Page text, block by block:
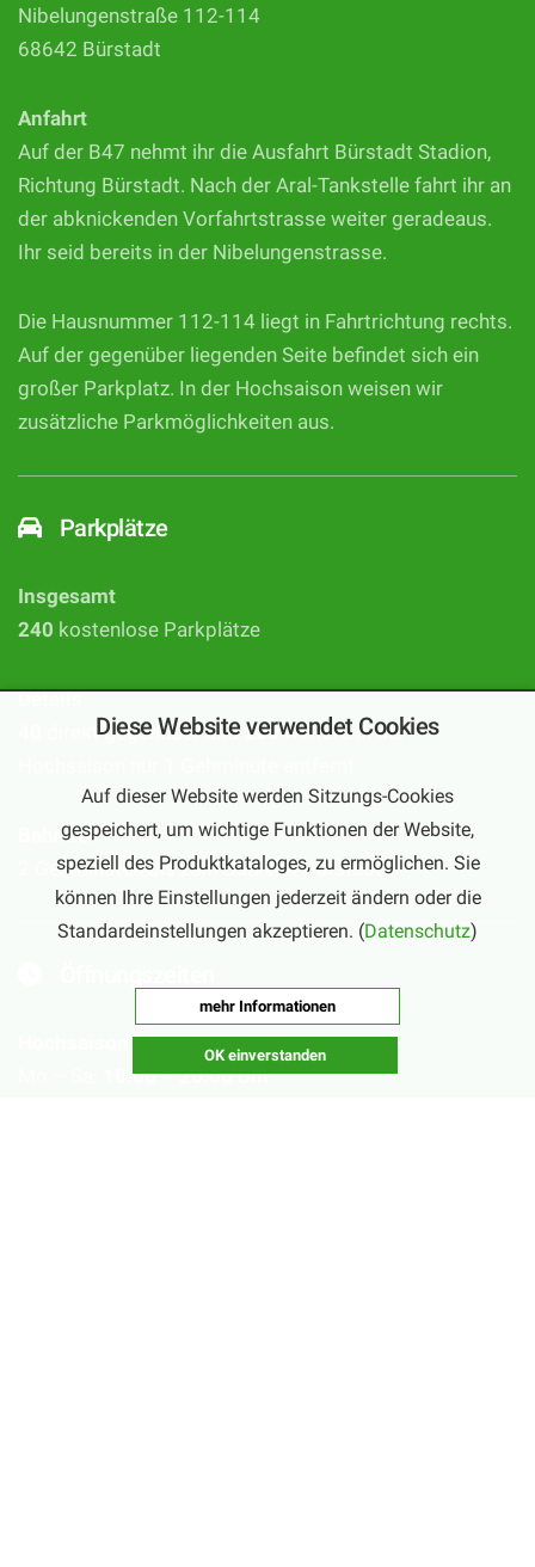
Nibelungenstraße 112-114
68642 Bürstadt
Anfahrt
Auf der B47 nehmt ihr die Ausfahrt Bürstadt Stadion,
Richtung Bürstadt. Nach der Aral-Tankstelle fahrt ihr an
der abknickenden Vorfahrtstrasse weiter geradeaus.
Ihr seid bereits in der Nibelungenstrasse.
Die Hausnummer 112-114 liegt in Fahrtrichtung rechts.
Auf der gegenüber liegenden Seite befindet sich ein
großer Parkplatz. In der Hochsaison weisen wir
zusätzliche Parkmöglichkeiten aus.
Parkplätze
Insgesamt
240 kostenlose Parkplätze
Details
direkt gegenüber und 200weitere in der
Bahnhof
2 Gehminuten bis zum Bahnhof Bürstadt
10:00 – 20:00 Uhr
Diese Website verwendet Cookies
Auf dieser Website werden Sitzungs-Cookies
gespeichert, um wichtige Funktionen der Website,
speziell des Produktkataloges, zu ermöglichen. Sie
können Ihre Einstellungen jederzeit ändern oder die
Standardeinstellungen akzeptieren. (Datenschutz)
mehr Informationen
OK einverstanden